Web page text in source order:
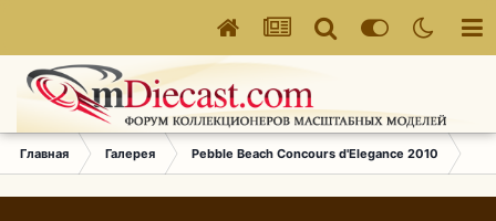
Главная Галерея Pebble Beach Concours d'Elegance 2010